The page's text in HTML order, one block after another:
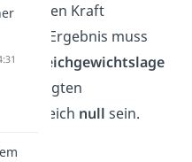
Kraft
Das Ergebnis muss
Gleichgewichtslage
gleich null sein.